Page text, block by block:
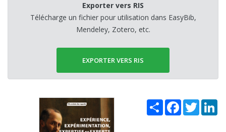
Exporter vers RIS
Télécharge un fichier pour utilisation dans EasyBib,
Mendeley, Zotero, etc.
EXPORTER VERS RIS
Share Facebook
Twitter